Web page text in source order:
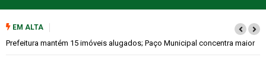
EM ALTA
Colina promove 1º Fórum de Turismo para discutir desenvolvimento